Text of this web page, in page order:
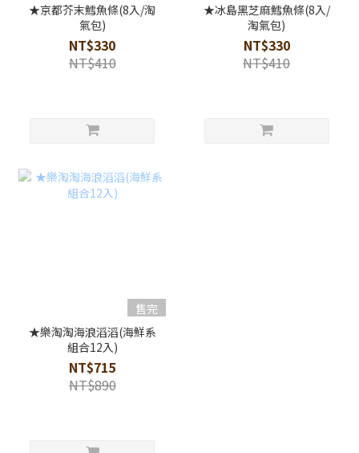
★京都芥末鱈魚條(8入/淘
氣包)
NT$330
NT$410
★冰島黑芝麻鱈魚條(8入/
淘氣包)
NT$330
NT$410
售完
★樂淘淘海浪滔滔(海鮮系
組合12入)
NT$715
NT$890